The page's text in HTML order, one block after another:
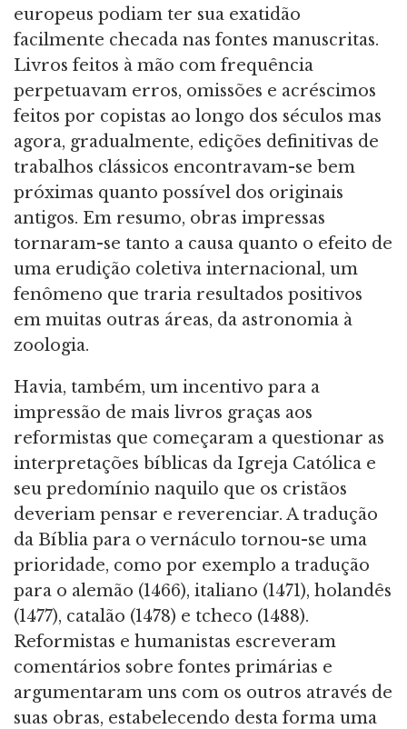
europeus podiam ter sua exatidão
facilmente checada nas fontes manuscritas.
Livros feitos à mão com frequência
perpetuavam erros, omissões e acréscimos
feitos por copistas ao longo dos séculos mas
agora, gradualmente, edições definitivas de
trabalhos clássicos encontravam-se bem
próximas quanto possível dos originais
antigos. Em resumo, obras impressas
tornaram-se tanto a causa quanto o efeito de
uma erudição coletiva internacional, um
fenômeno que traria resultados positivos
em muitas outras áreas, da astronomia à
zoologia.
Havia, também, um incentivo para a
impressão de mais livros graças aos
reformistas que começaram a questionar as
interpretações bíblicas da Igreja Católica e
seu predomínio naquilo que os cristãos
deveriam pensar e reverenciar. A tradução
da Bíblia para o vernáculo tornou-se uma
prioridade, como por exemplo a tradução
para o alemão (1466), italiano (1471), holandês
(1477), catalão (1478) e tcheco (1488).
Reformistas e humanistas escreveram
comentários sobre fontes primárias e
argumentaram uns com os outros através de
suas obras, estabelecendo desta forma uma